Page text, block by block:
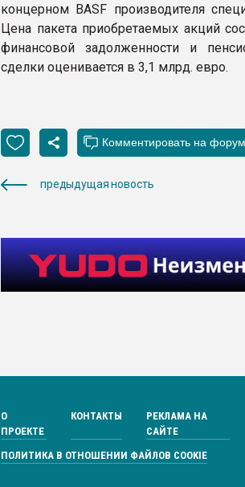
концерном BASF производителя
Цена пакета приобретаемых акций
финансовой задолженности и
сделки оценивается в 3,1 млрд. евро.
предыдущая новость
О
ПРОЕКТЕ
КОНТАКТЫ
РЕКЛАМА НА
САЙТЕ
ПОЛИТИКА В ОТНОШЕНИИ ФАЙЛОВ COOKIE